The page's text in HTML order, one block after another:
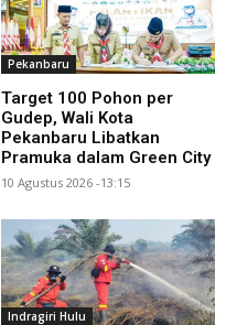
Pekanbaru
Target 100 Pohon per
Gudep, Wali Kota
Pekanbaru Libatkan
Pramuka dalam Green City
10 Agustus 2026 -13:15
Indragiri Hulu